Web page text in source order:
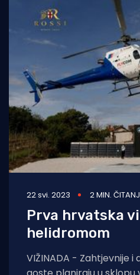
22 svi. 2023 2 MIN.
Prva hrvatska
helidromom
VIŽINADA - Zahtjevnije